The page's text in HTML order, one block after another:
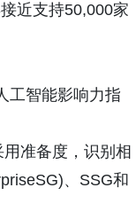
近支持50,000家
工智能影响力指
准备度，识别相
、SSG和